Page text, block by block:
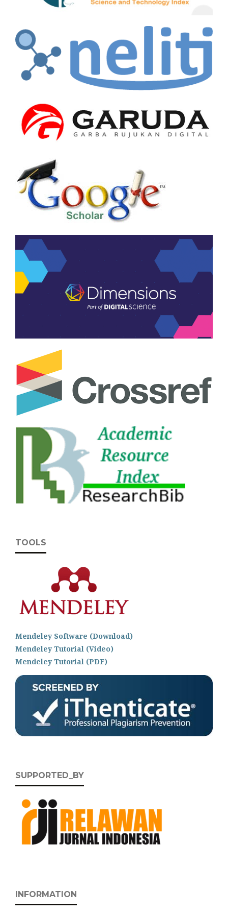
TOOLS
Mendeley Software (Download)
Mendeley Tutorial (Video)
Mendeley Tutorial (PDF)
SUPPORTED_BY
INFORMATION